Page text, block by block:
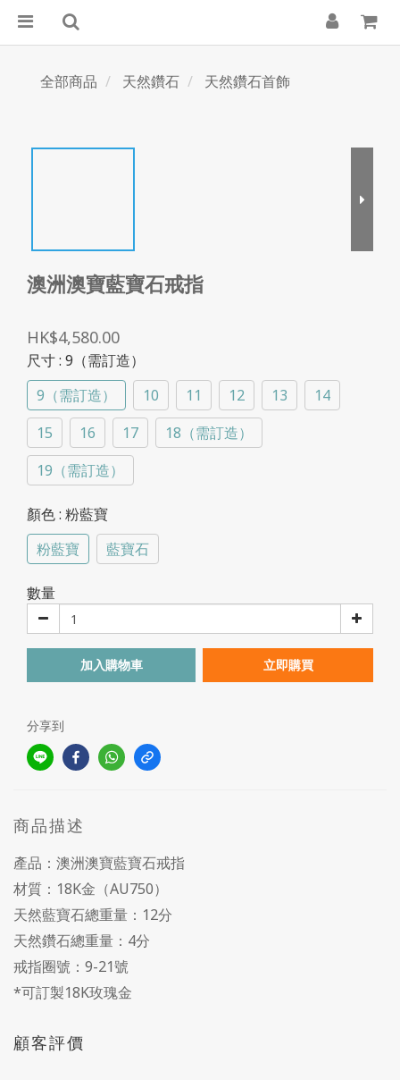
全部商品 天然鑽石 天然鑽石首飾
澳洲澳寶藍寶石戒指
HK$4,580.00
尺寸: 9（需訂造）
9（需訂造）
10 11 12 13
14
15
16 17
18（需訂造）
19（需訂造）
顏色: 粉藍寶
粉藍寶
藍寶石
數量
加入購物車 立即購買
分享到
商品描述
產品：澳洲澳寶藍寶石戒指
材質：18K金（AU750）
天然藍寶石總重量：12分
天然鑽石總重量：4分
戒指圈號：9-21號
*可訂製18K玫瑰金
顧客評價